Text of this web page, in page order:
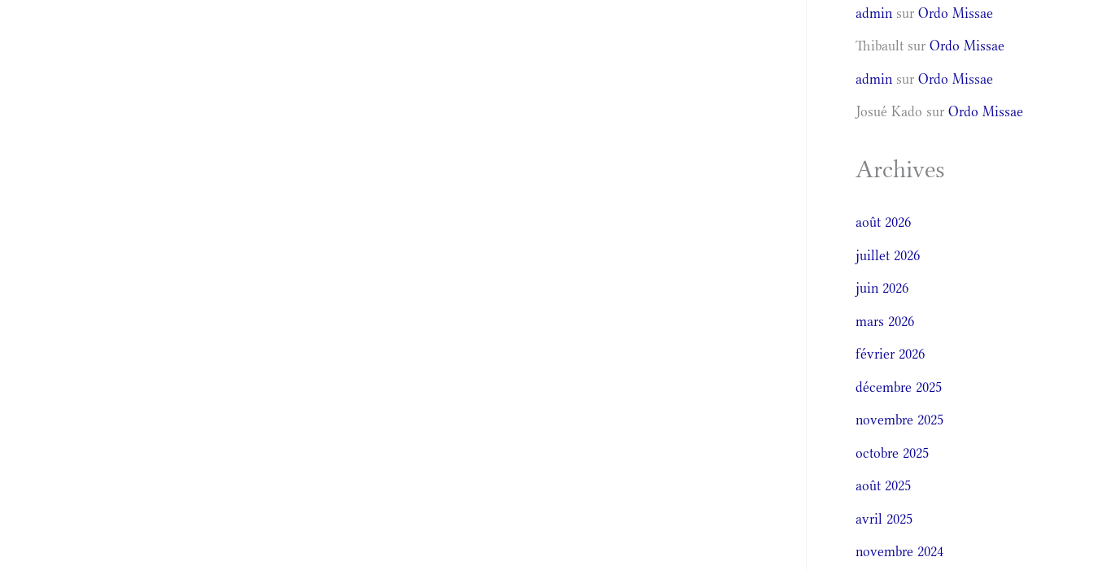
admin surOrdo Missae
Thibault surOrdo Missae
admin surOrdo Missae
Josué Kado surOrdo Missae
Archives
août 2026
juillet 2026
juin 2026
mars 2026
février 2026
décembre 2025
novembre 2025
octobre 2025
août 2025
avril 2025
novembre 2024